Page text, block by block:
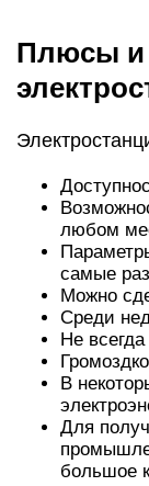
Плюсы и
любом
самые
Можно
Среди
Не
В
Для
большое